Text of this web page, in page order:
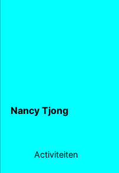
Nancy Tjong
Activiteiten